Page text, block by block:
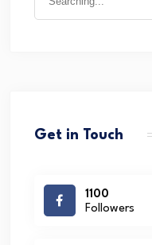
Get in Touch
1100
Followers